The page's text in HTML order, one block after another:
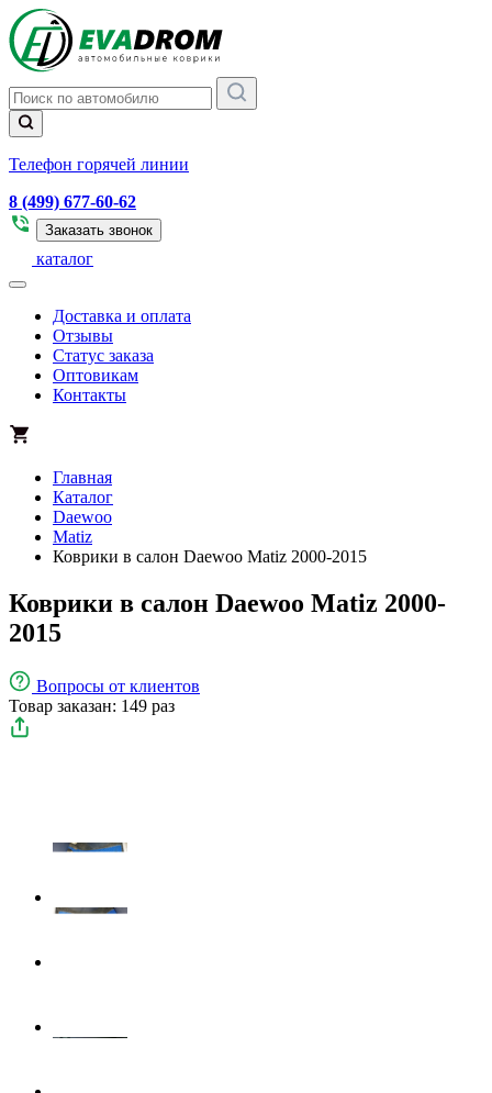
Телефон горячей линии
8 (499) 677-60-62
Заказать звонок
каталог
Доставка и оплата
Отзывы
Статус заказа
Оптовикам
Контакты
Главная
Каталог
Daewoo
Matiz
Коврики в салон Daewoo Matiz 2000-2015
Коврики в салон Daewoo Matiz 2000-
2015
Вопросы от клиентов
Товар заказан: 149 раз